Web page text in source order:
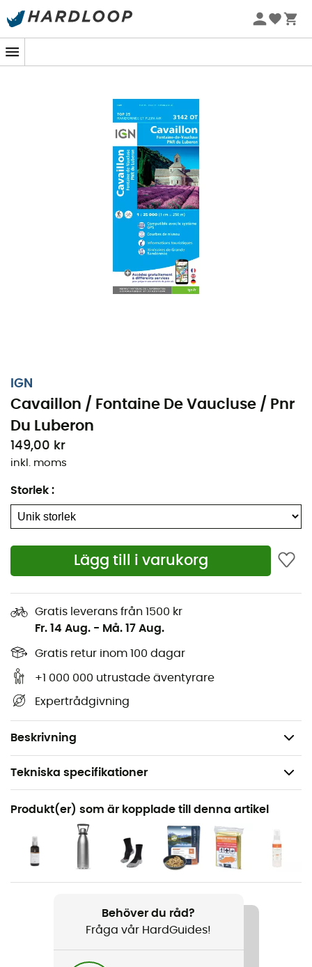
Sommarerbjudanden 🔥 -5 % EXTRA vid köp av 2 produkter*
IGN
Cavaillon / Fontaine De Vaucluse / Pnr
Du Luberon
149,00 kr
inkl. moms
Storlek :
Lägg till i varukorg
Gratis leverans från 1500 kr
Fr. 14 Aug. - Må. 17 Aug.
Gratis retur inom 100 dagar
+1 000 000 utrustade äventyrare
Expertrådgivning
Beskrivning
Oavsett om det är för några kilometer eller en lång
upptäcktsfärd, kommer nan IGN Cavaillon / Fontaine De
Med hög precision innehåller denna IGN-karta (skala
1:25 000) alla nödvändiga detaljer för att navigera på
stigarna och vägarna i Cavaillon / Fontaine De
Vaucluse / Pnr Du Luberon och upptäcka dess många
rikedomar: höjder, vattendrag, stugor och andra
anmärkningsvärda platser... Utöver din
orienteringsförmåga är denna IGN-vandringskarta
enligt oss oumbärlig i din ryggsäck och i dina händer!
Tekniska specifikationer
Rekommenderad för
Vandring / Vandring / Resa
Produktnamn
Cavaillon / Fontaine De Vaucluse / Pnr Du Luberon
Produkt(er) som är kopplade till denna artikel
Behöver du råd?
Fråga vår HardGuides!